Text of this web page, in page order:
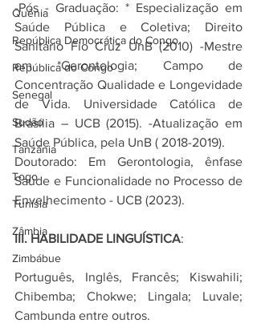
Quênia
República Democrática do Congo
República do Congo
Senegal
Sudão
Tanzânia
Togo
Tunísia
Zâmbia
Zimbábue
-Pós - Graduação: * Especialização em
Saúde Pública e Coletiva; Direito
Sanitário Fio Cruz UnB (2010) -Mestre
em *Gerontologia; Campo de
Concentração Qualidade e Longevidade
de Vida. Universidade Católica de
Brasília – UCB (2015). -Atualização em
Saúde Pública, pela UnB ( 2018-2019).
Doutorado: Em Gerontologia, ênfase
Saúde e Funcionalidade no Processo de
Envelhecimento - UCB (2023).
III. HABILIDADE LINGUÍSTICA:
Português, Inglês, Francês; Kiswahili;
Chibemba; Chokwe; Lingala; Luvale;
Cambunda entre outros.